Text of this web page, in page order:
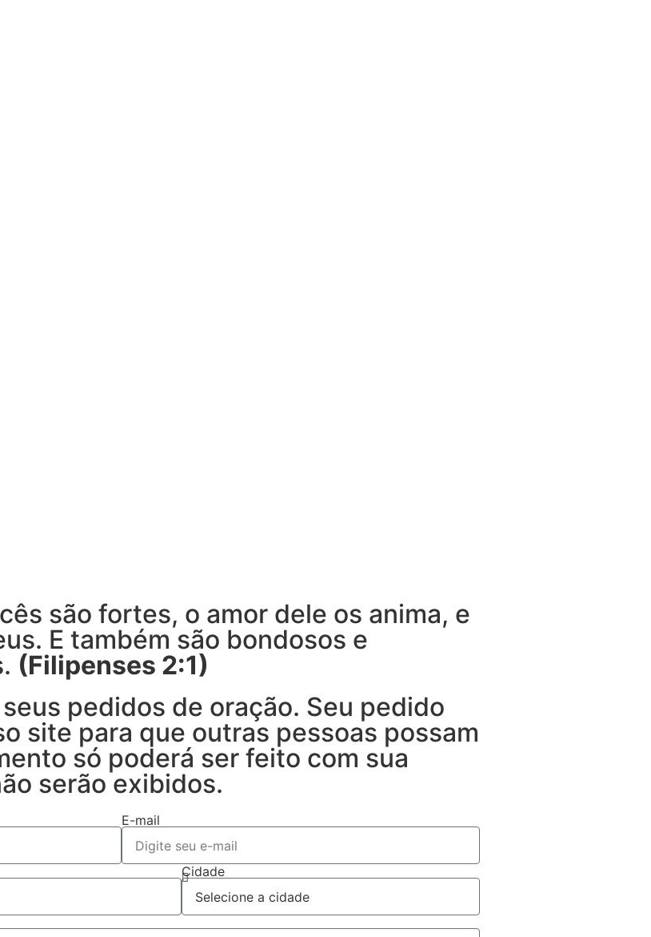
são fortes, o amor dele os anima, e
E também são bondosos e
(Filipenses 2:1)
pedidos de oração. Seu pedido
site para que outras pessoas possam
só poderá ser feito com sua
serão exibidos.
E-mail
Cidade